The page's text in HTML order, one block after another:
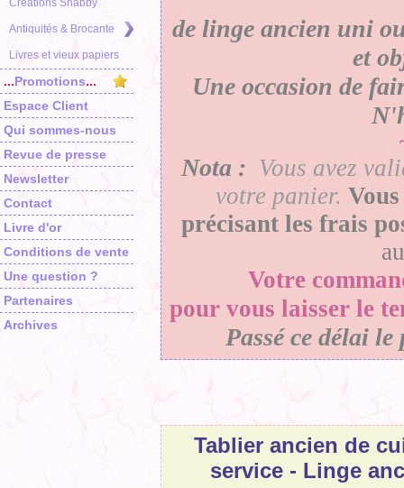
Créations Shabby
Antiquités & Brocante
Livres et vieux papiers
...Promotions...
Espace Client
Qui sommes-nous
Revue de presse
Newsletter
Contact
Livre d'or
Conditions de vente
Une question ?
Partenaires
Archives
de linge ancien uni
et
Une occasion de
Nota : Vous avez
votre panier.
précisant les frais
Votre
pour vous laisser le
Passé ce délai
Tablier ancien de
service - Linge